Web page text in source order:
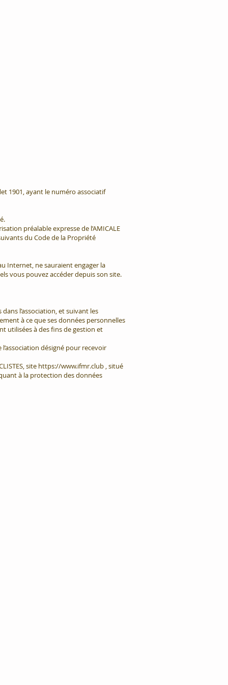
1901, ayant le numéro associatif
préalable expresse de l’AMICALE
du Code de la Propriété
Internet, ne sauraient engager la
vous pouvez accéder depuis son site.
l’association, et suivant les
à ce que ses données personnelles
utilisées à des fins de gestion et
désigné pour recevoir
site https://www.ifmr.club , situé
à la protection des données